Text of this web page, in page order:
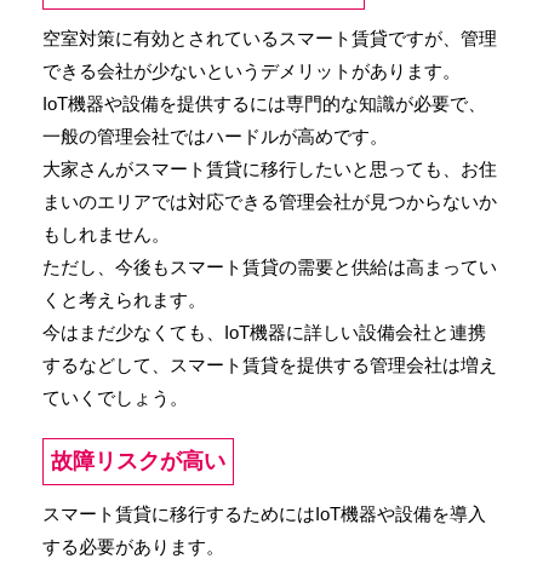
空室対策に有効とされているスマート賃貸ですが、管理
できる会社が少ないというデメリットがあります。
IoT機器や設備を提供するには専門的な知識が必要で、
一般の管理会社ではハードルが高めです。
大家さんがスマート賃貸に移行したいと思っても、お住
まいのエリアでは対応できる管理会社が見つからないか
もしれません。
ただし、今後もスマート賃貸の需要と供給は高まってい
くと考えられます。
今はまだ少なくても、IoT機器に詳しい設備会社と連携
するなどして、スマート賃貸を提供する管理会社は増え
ていくでしょう。
故障リスクが高い
スマート賃貸に移行するためにはIoT機器や設備を導入
する必要があります。